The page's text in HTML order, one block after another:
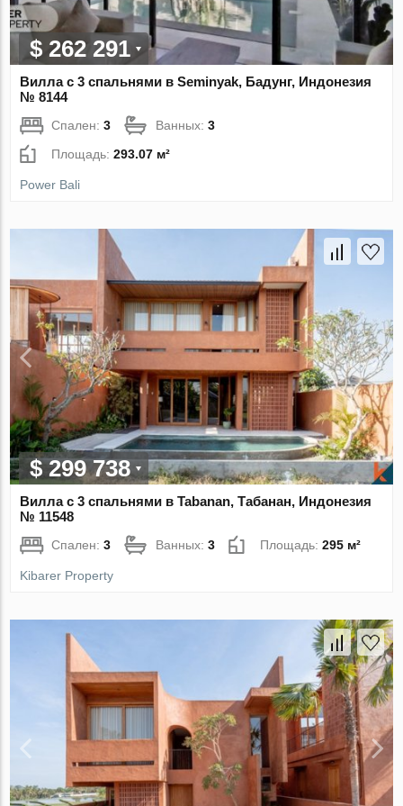
$ 262 291
Вилла с 3 спальнями в Seminyak, Бадунг, Индонезия
№ 8144
Спален:3 Ванных:3
Площадь:293.07 м²
Power Bali
$ 299 738
Вилла с 3 спальнями в Tabanan, Табанан, Индонезия
№ 11548
Спален:3 Ванных:3 Площадь:295 м²
Kibarer Property